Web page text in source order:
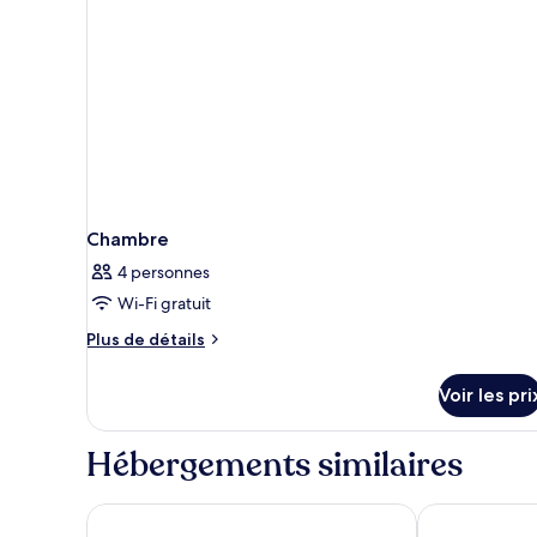
Chambre
4 personnes
Wi-Fi gratuit
Plus de détails
Plus
le
type
de
Chambre
Voir les
Hébergements similaires
Hôtel Inn Design & Restaurant MontargisKyriad